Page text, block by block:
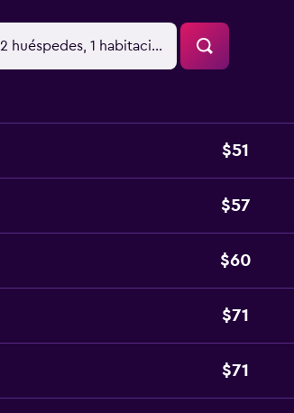
2 huéspedes, 1 habitación
$51
$57
$60
$71
$71